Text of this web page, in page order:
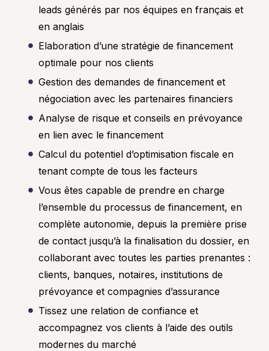
leads générés par nos équipes en français et
en anglais
Elaboration d’une stratégie de financement
optimale pour nos clients
Gestion des demandes de financement et
négociation avec les partenaires financiers
Analyse de risque et conseils en prévoyance
en lien avec le financement
Calcul du potentiel d’optimisation fiscale en
tenant compte de tous les facteurs
Vous êtes capable de prendre en charge
l’ensemble du processus de financement, en
complète autonomie, depuis la première prise
de contact jusqu’à la finalisation du dossier, en
collaborant avec toutes les parties prenantes :
clients, banques, notaires, institutions de
prévoyance et compagnies d’assurance
Tissez une relation de confiance et
accompagnez vos clients à l’aide des outils
modernes du marché